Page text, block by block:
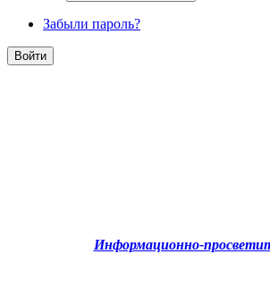
Забыли пароль?
Информационно-